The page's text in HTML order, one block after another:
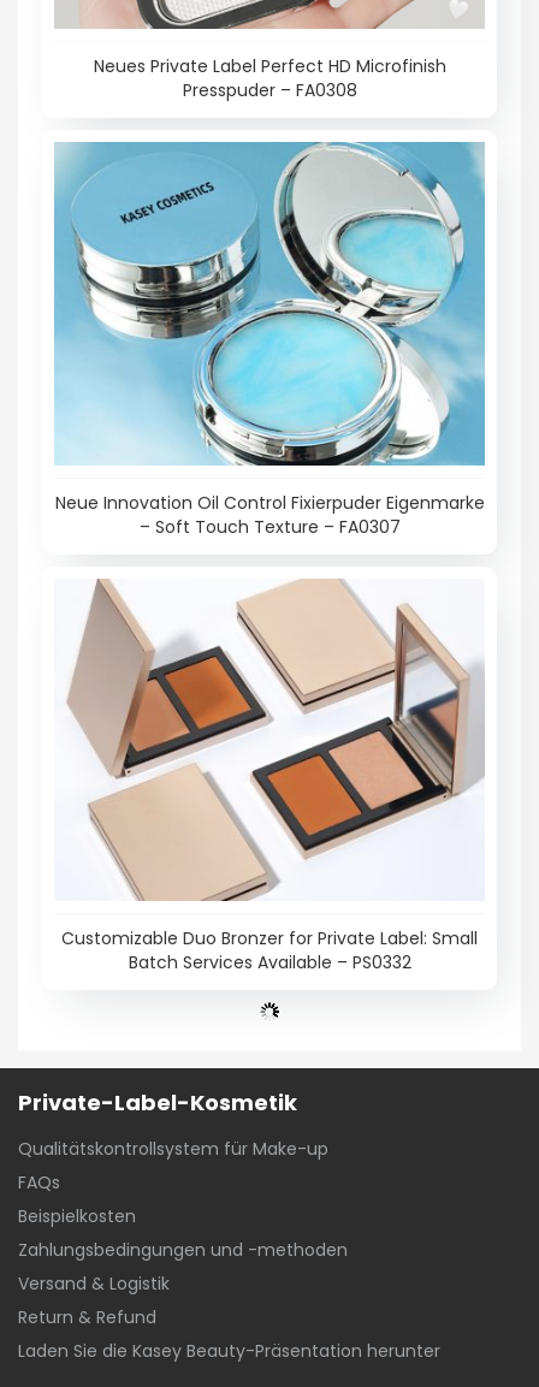
Neues Private Label Perfect HD Microfinish
Presspuder – FA0308
Neue Innovation Oil Control Fixierpuder Eigenmarke
– Soft Touch Texture – FA0307
Customizable Duo Bronzer for Private Label: Small
Batch Services Available – PS0332
Private-Label-Kosmetik
Qualitätskontrollsystem für Make-up
FAQs
Beispielkosten
Zahlungsbedingungen und -methoden
Versand & Logistik
Return & Refund
Laden Sie die Kasey Beauty-Präsentation herunter